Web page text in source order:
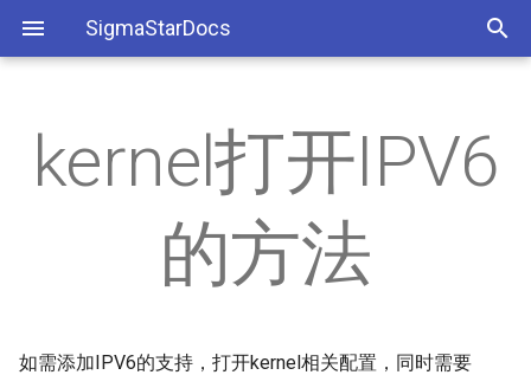
SigmaStarDocs
开发环境搭建
SDK架构 AI
AO
CIPHER
I2C使用参考
PWM使用参考
Watchdog使用参考
None
UAC功能使用说明
Slab debug定位kernelspace
内存泄漏
模块驱动和链接库使用
花屏问题分析
丢帧问题定位及解决
code
Fuart在uboot下使用
GPIO使用sample code
GPIO中断使用的sample code
eFuse-Digest
kernel打开IPV6
的方法
如需添加IPV6的支持，打开kernel相关配置，同时需要